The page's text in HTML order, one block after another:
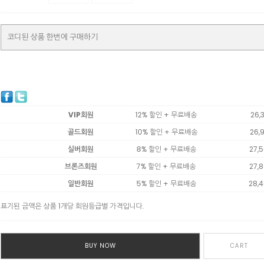
코디된 상품 한번에 구매하기
VIP회원 12% 할인 + 무료배송
골드회원
10% 할인 + 무료배송
실버회원
8% 할인 + 무료배송
브론즈회원
7% 할인 + 무료배송
일반회원
5% 할인 + 무료배송
표기된 금액은 상품 1개당 회원등급별 가격입니다.
BUY NOW CART